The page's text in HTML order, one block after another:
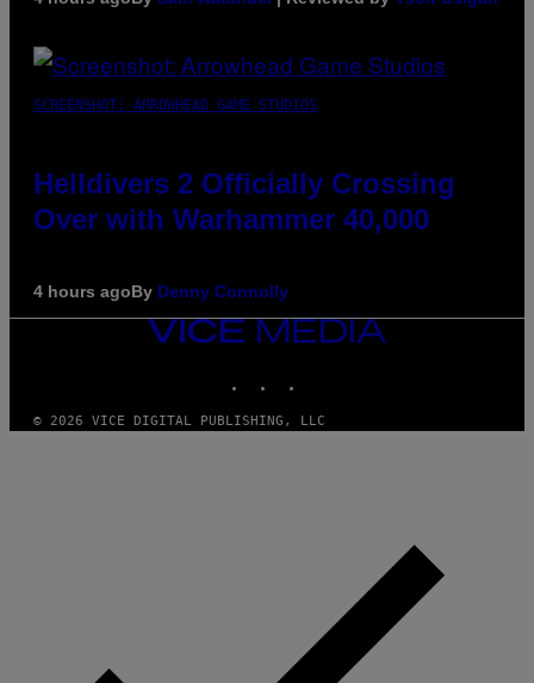
SCREENSHOT: ARROWHEAD GAME STUDIOS
Helldivers 2 Officially Crossing
Over with Warhammer 40,000
4 hours agoBy Denny Connolly
VICE
MEDIA
© 2026 VICE DIGITAL PUBLISHING, LLC